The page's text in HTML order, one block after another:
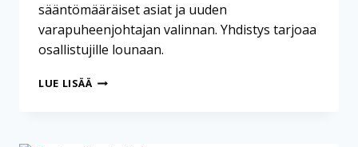
sääntömääräiset asiat ja uuden
varapuheenjohtajan valinnan. Yhdistys tarjoaa
osallistujille lounaan.
LUE LISÄÄ POHJOIS-